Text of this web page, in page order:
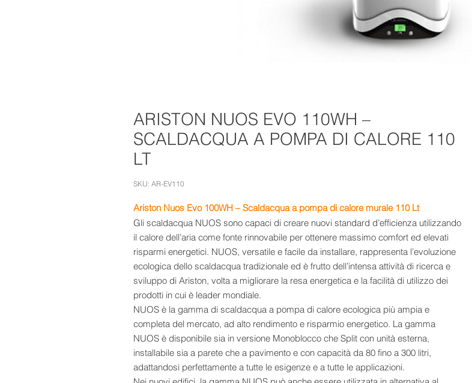
ARISTON NUOS EVO 110WH –
SCALDACQUA A POMPA DI CALORE 110
LT
SKU: AR-EV110
Ariston Nuos Evo 100WH – Scaldacqua a pompa di calore murale 110 Lt
Gli scaldacqua NUOS sono capaci di creare nuovi standard d’efficienza utilizzando
il calore dell’aria come fonte rinnovabile per ottenere massimo comfort ed elevati
risparmi energetici. NUOS, versatile e facile da installare, rappresenta l’evoluzione
ecologica dello scaldacqua tradizionale ed è frutto dell’intensa attività di ricerca e
sviluppo di Ariston, volta a migliorare la resa energetica e la facilità di utilizzo dei
prodotti in cui è leader mondiale.
NUOS è la gamma di scaldacqua a pompa di calore ecologica più ampia e
completa del mercato, ad alto rendimento e risparmio energetico. La gamma
NUOS è disponibile sia in versione Monoblocco che Split con unità esterna,
installabile sia a parete che a pavimento e con capacità da 80 fino a 300 litri,
adattandosi perfettamente a tutte le esigenze e a tutte le applicazioni.